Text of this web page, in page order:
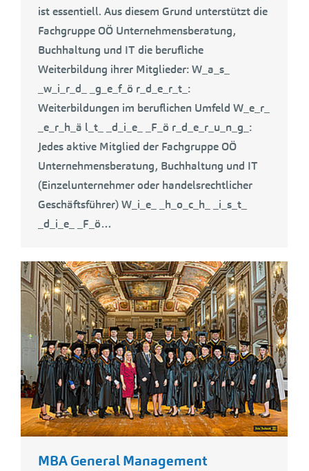
ist essentiell. Aus diesem Grund unterstützt die
Fachgruppe OÖ Unternehmensberatung,
Buchhaltung und IT die berufliche
Weiterbildung ihrer Mitglieder: W_a_s_
_w_i_r_d_ _g_e_f_ö r_d_e_r_t_:
Weiterbildungen im beruflichen Umfeld W_e_r_
_e_r_h_ä l_t_ _d_i_e_ _F_ö r_d_e_r_u_n_g_:
Jedes aktive Mitglied der Fachgruppe OÖ
Unternehmensberatung, Buchhaltung und IT
(Einzelunternehmer oder handelsrechtlicher
Geschäftsführer) W_i_e_ _h_o_c_h_ _i_s_t_
_d_i_e_ _F_ö…
MBA General Management